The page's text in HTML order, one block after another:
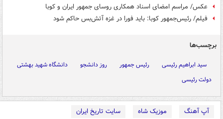
عکس/ مراسم امضای اسناد همکاری روسای جمهور ایران و کوبا
فیلم/ رئیس‌جمهور کوبا: باید فورا در غزه آتش‌بس حاکم شود
برچسب‌ها
سید ابراهیم رئیسی رئیس جمهور روز دانشجو
دانشگاه شهید بهشتی
دولت رئیسی
آپ آهنگ موزیک شاه
سایت تاریخ ایران